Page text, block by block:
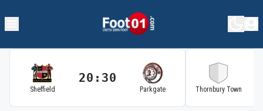
Sheffield
20:30
Parkgate Thornbury Town